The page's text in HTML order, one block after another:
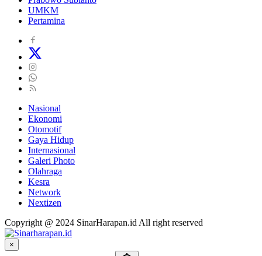
UMKM
Pertamina
Nasional
Ekonomi
Otomotif
Gaya Hidup
Internasional
Galeri Photo
Olahraga
Kesra
Network
Nextizen
Copyright @ 2024 SinarHarapan.id All right reserved
×